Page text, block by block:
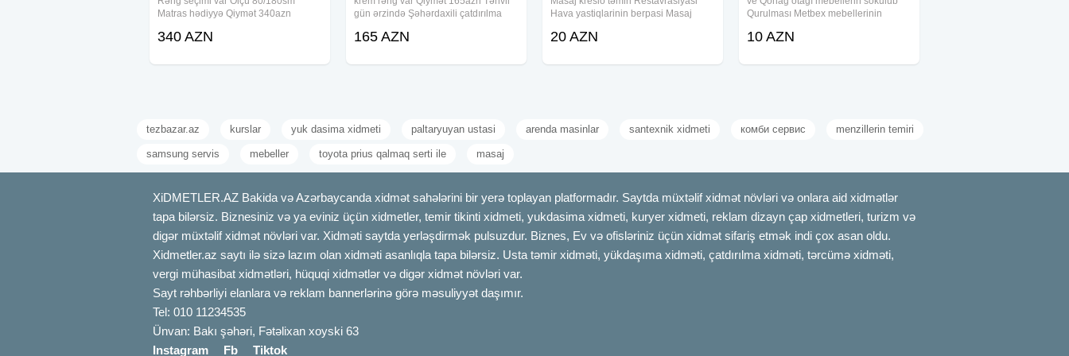
Matras hədiyyə Qiymət 340azn
340 AZN
gün ərzində Şəhərdaxili çatdırılma
165 AZN
Hava yastiqlarinin berpasi Masaj
ünvanda quraşdırılması.
20 AZN
Qurulması Metbex mebellerinin
Hər növ mebel sifarişi və yığılması
10 AZN
tezbazar.az kurslar yuk dasima xidmeti paltaryuyan ustasi arenda masinlar santexnik xidmeti комби сервис menzillerin temiri
samsung servis mebeller toyota prius qalmaq serti ile masaj
XiDMETLER.AZ Bakida və Azərbaycanda xidmət sahələrini bir yerə toplayan platformadır. Saytda müxtəlif xidmət növləri və onlara aid xidmətlər
tapa bilərsiz. Biznesiniz və ya eviniz üçün xidmetler, temir tikinti xidmeti, yukdasima xidmeti, kuryer xidmeti, reklam dizayn çap xidmetleri, turizm və
digər müxtəlif xidmət növləri var. Xidməti saytda yerləşdirmək pulsuzdur. Biznes, Ev və ofisləriniz üçün xidmət sifariş etmək indi çox asan oldu.
Xidmetler.az saytı ilə sizə lazım olan xidməti asanlıqla tapa bilərsiz. Usta təmir xidməti, yükdaşıma xidməti, çatdırılma xidməti, tərcümə xidməti,
vergi mühasibat xidmətləri, hüquqi xidmətlər və digər xidmət növləri var.
Sayt rəhbərliyi elanlara və reklam bannerlərinə görə məsuliyyət daşımır.
Tel: 010 11234535
Ünvan: Bakı şəhəri, Fətəlixan xoyski 63
Instagram
Fb Tiktok